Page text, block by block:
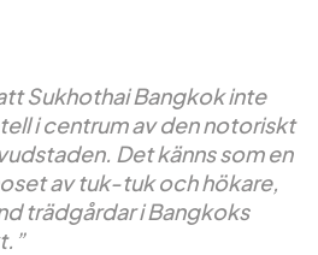
Sukhothai Bangkok inte
i centrum av den notoriskt
Det känns som en
av tuk-tuk och hökare,
trädgårdar i Bangkoks